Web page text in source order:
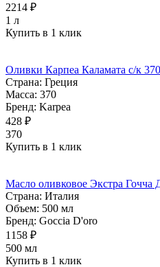
2214 ₽
1 л
Купить в 1 клик
Оливки Карпеа Каламата с/к
Страна: Греция
Масса: 370
Бренд: Karpea
428 ₽
370
Купить в 1 клик
Масло оливковое Экстра Гочча
Страна: Италия
Объем: 500 мл
Бренд: Goccia D'oro
1158 ₽
500 мл
Купить в 1 клик